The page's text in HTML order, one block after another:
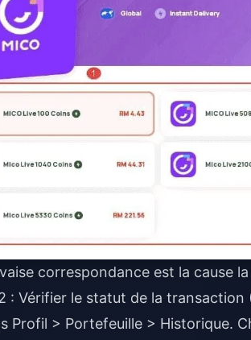
correspondance est la cause
: Vérifier le statut de la transaction
Profil > Portefeuille > Historique.